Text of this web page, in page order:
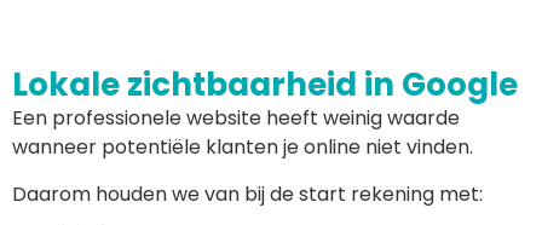
Lokale zichtbaarheid in Google
Een professionele website heeft weinig waarde
wanneer potentiële klanten je online niet vinden.
Daarom houden we van bij de start rekening met: